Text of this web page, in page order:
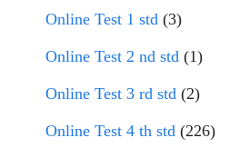
Online Test 1 std (3)
Online Test 2 nd std (1)
Online Test 3 rd std (2)
Online Test 4 th std (226)